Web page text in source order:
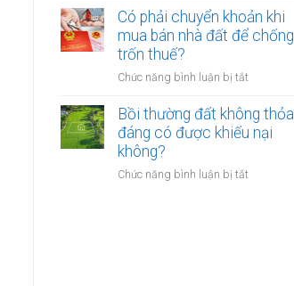
khách
hàng
như
xây
nhà
thăng
tiến
nhà
sẽ
thực
Có phải chuyển khoản khi
mua bán nhà đất để chống
trốn thuế?
Chức năng bình luận bị tắt
phải
chuyển
khoản
mua
Bồi thường đất không thỏa
đáng có được khiếu nại
không?
Chức năng bình luận bị tắt